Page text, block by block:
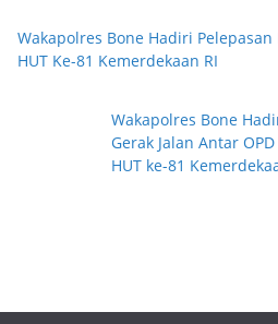
Wakapolres Bone Hadiri
HUT Ke-81 Kemerdekaan RI
Wakapolres Bone
Gerak Jalan Antar
HUT ke-81